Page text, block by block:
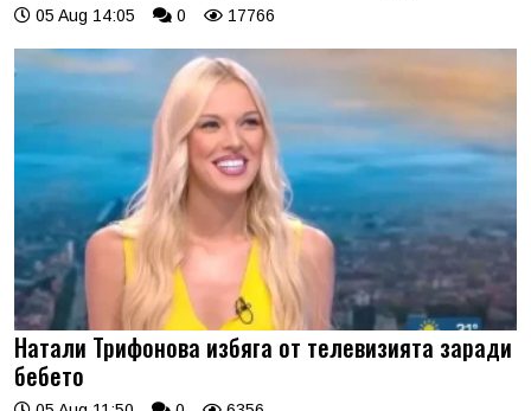
05 Aug 14:05 0 17766
Натали Трифонова избяга от телевизията заради
бебето